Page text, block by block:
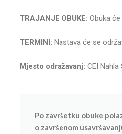
TRAJANJE OBUKE: Obuka
TERMINI: Nastava će se
Mjesto odražavanj: CEI Nahla
Po završetku obuke
o završenom